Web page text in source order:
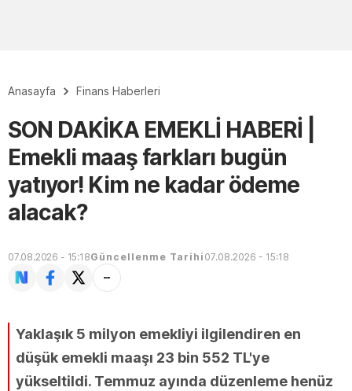
Anasayfa Finans Haberleri
SON DAKİKA EMEKLİ HABERİ |
Emekli maaş farkları bugün
yatıyor! Kim ne kadar ödeme
alacak?
07.08.2026 - 15:18Güncellenme Tarihi 07.08.2026 - 15:18
Yaklaşık 5 milyon emekliyi ilgilendiren en
düşük emekli maaşı 23 bin 552 TL'ye
yükseltildi. Temmuz ayında düzenleme henüz